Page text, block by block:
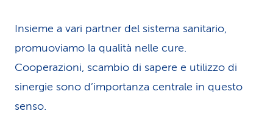
n
t
i
Insieme a vari partner del sistema sanitario,
promuoviamo la qualità nelle cure.
Cooperazioni, scambio di sapere e utilizzo di
sinergie sono d’importanza centrale in questo
senso.